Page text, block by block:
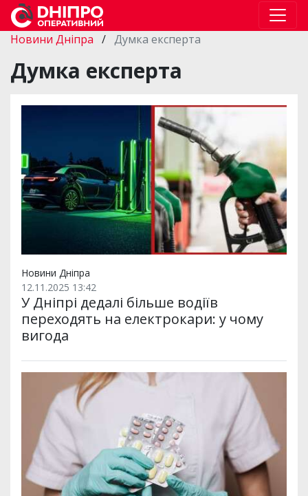
Новини Дніпра / Думка експерта
Думка експерта
Новини Дніпра
12.11.2025 13:42
У Дніпрі дедалі більше водіїв
переходять на електрокари: у чому
вигода